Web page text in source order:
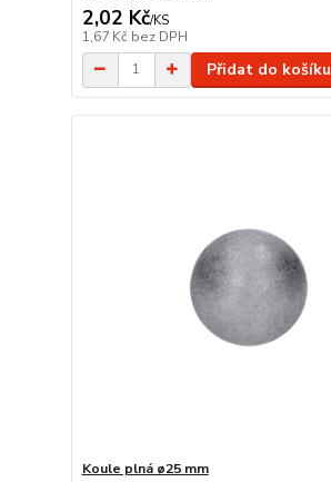
2,02 Kč/KS
1,67 Kč bez DPH
Přidat do košíku
Koule plná ø25 mm